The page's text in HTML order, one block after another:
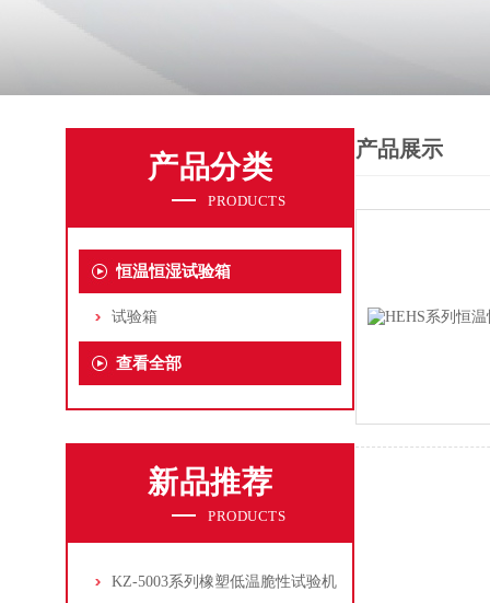
产品分类
PRODUCTS
恒温恒湿试验箱
试验箱
查看全部
新品推荐
PRODUCTS
KZ-5003系列橡塑低温脆性试验机
产品展示